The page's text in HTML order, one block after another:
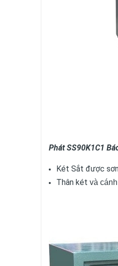
Phát SS90K1C1
Két Sắt được
Thân két và